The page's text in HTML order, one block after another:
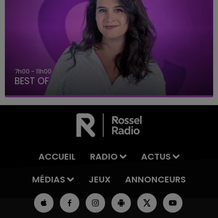
11h00 - 16h00
Le week-end Champagne FM
ACCUEIL RADIO
ACTUS
MÉDIAS
JEUX ANNONCEURS